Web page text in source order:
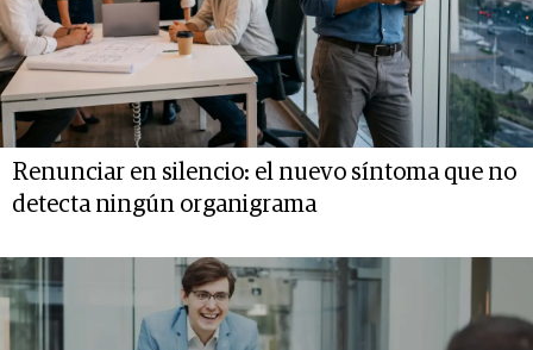
Renunciar en silencio: el nuevo síntoma que no
detecta ningún organigrama